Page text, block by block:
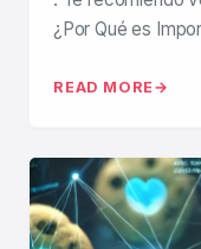
¿Por Qué es
READ MORE